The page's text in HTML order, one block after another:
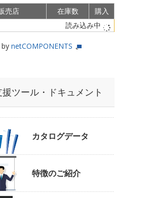
売店 在庫数
購入
読み込み中
netCOMPONENTS
ツール・ドキュメント
カタログデータ
特徴のご紹介